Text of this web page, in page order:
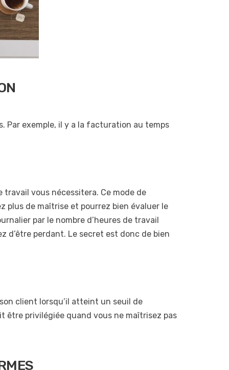
exemple, il y a la facturation au temps
vous nécessitera. Ce mode de
plus de maîtrise et pourrez bien évaluer le
par le nombre d’heures de travail
d’être perdant. Le secret est donc de bien
client lorsqu’il atteint un seuil de
être privilégiée quand vous ne maîtrisez pas